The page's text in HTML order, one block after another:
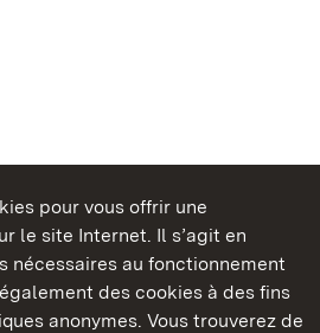
pour vous offrir une
le site Internet. Il s’agit en
nécessaires au fonctionnement
des cookies à des fins
anonymes. Vous trouverez de
du Bade-Wurtemberg